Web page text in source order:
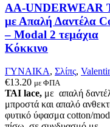
AA-UNDERWEAR
με Απαλή Δαντέλα
– Modal 2 τεμάχια
Κόκκινο
ΓΥΝΑΙΚΑ, Σλίπς,
€13.20 με ΦΠΑ
ΤΑΙ lace, με απαλή
μπροστά και απαλό
φυτικό ύφασμα cotton/